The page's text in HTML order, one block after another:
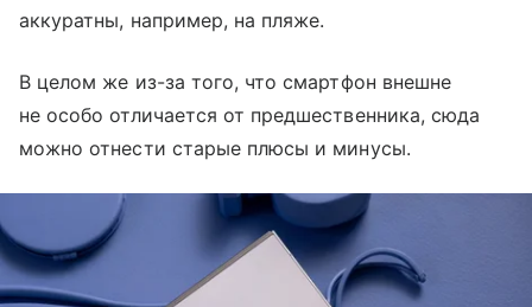
аккуратны, например, на пляже.
В целом же из-за того, что смартфон внешне
не особо отличается от предшественника, сюда
можно отнести старые плюсы и минусы.